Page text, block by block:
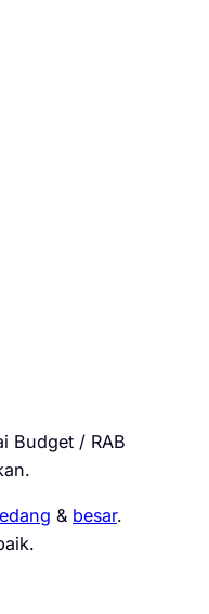
Budget / RAB
& besar.